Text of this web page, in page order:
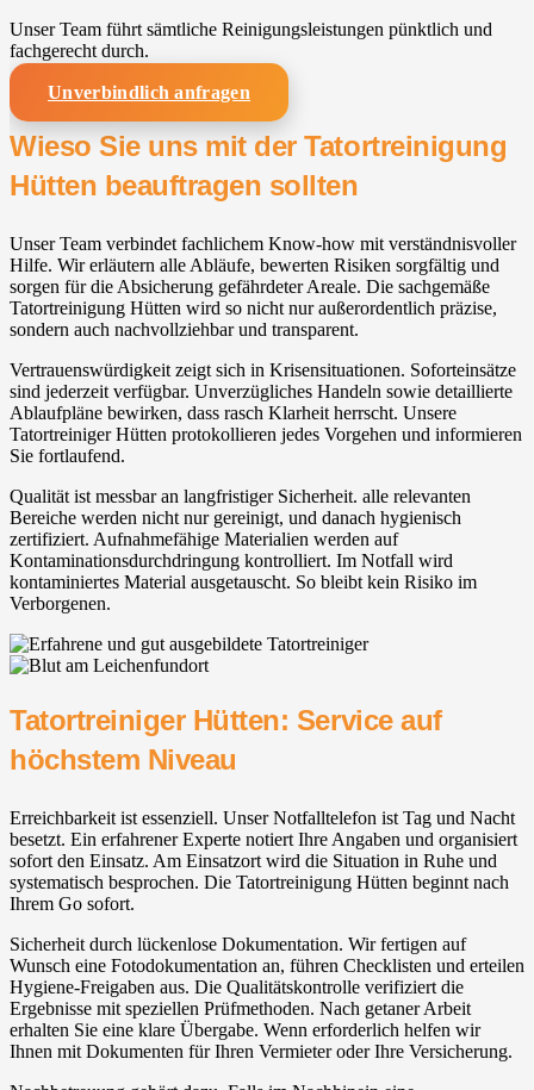
Unser Team führt sämtliche Reinigungsleistungen pünktlich und
fachgerecht durch.
Unverbindlich anfragen
Wieso Sie uns mit der Tatortreinigung
Hütten beauftragen sollten
Unser Team verbindet fachlichem Know-how mit verständnisvoller
Hilfe. Wir erläutern alle Abläufe, bewerten Risiken sorgfältig und
sorgen für die Absicherung gefährdeter Areale. Die sachgemäße
Tatortreinigung Hütten wird so nicht nur außerordentlich präzise,
sondern auch nachvollziehbar und transparent.
Vertrauenswürdigkeit zeigt sich in Krisensituationen. Soforteinsätze
sind jederzeit verfügbar. Unverzügliches Handeln sowie detaillierte
Ablaufpläne bewirken, dass rasch Klarheit herrscht. Unsere
Tatortreiniger Hütten protokollieren jedes Vorgehen und informieren
Sie fortlaufend.
Qualität ist messbar an langfristiger Sicherheit. alle relevanten
Bereiche werden nicht nur gereinigt, und danach hygienisch
zertifiziert. Aufnahmefähige Materialien werden auf
Kontaminationsdurchdringung kontrolliert. Im Notfall wird
kontaminiertes Material ausgetauscht. So bleibt kein Risiko im
Verborgenen.
Tatortreiniger Hütten: Service auf
höchstem Niveau
Erreichbarkeit ist essenziell. Unser Notfalltelefon ist Tag und Nacht
besetzt. Ein erfahrener Experte notiert Ihre Angaben und organisiert
sofort den Einsatz. Am Einsatzort wird die Situation in Ruhe und
systematisch besprochen. Die Tatortreinigung Hütten beginnt nach
Ihrem Go sofort.
Sicherheit durch lückenlose Dokumentation. Wir fertigen auf
Wunsch eine Fotodokumentation an, führen Checklisten und erteilen
Hygiene-Freigaben aus. Die Qualitätskontrolle verifiziert die
Ergebnisse mit speziellen Prüfmethoden. Nach getaner Arbeit
erhalten Sie eine klare Übergabe. Wenn erforderlich helfen wir
Ihnen mit Dokumenten für Ihren Vermieter oder Ihre Versicherung.